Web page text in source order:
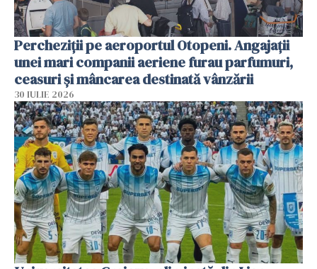
Percheziții pe aeroportul Otopeni. Angajații
unei mari companii aeriene furau parfumuri,
ceasuri și mâncarea destinată vânzării
30 IULIE 2026